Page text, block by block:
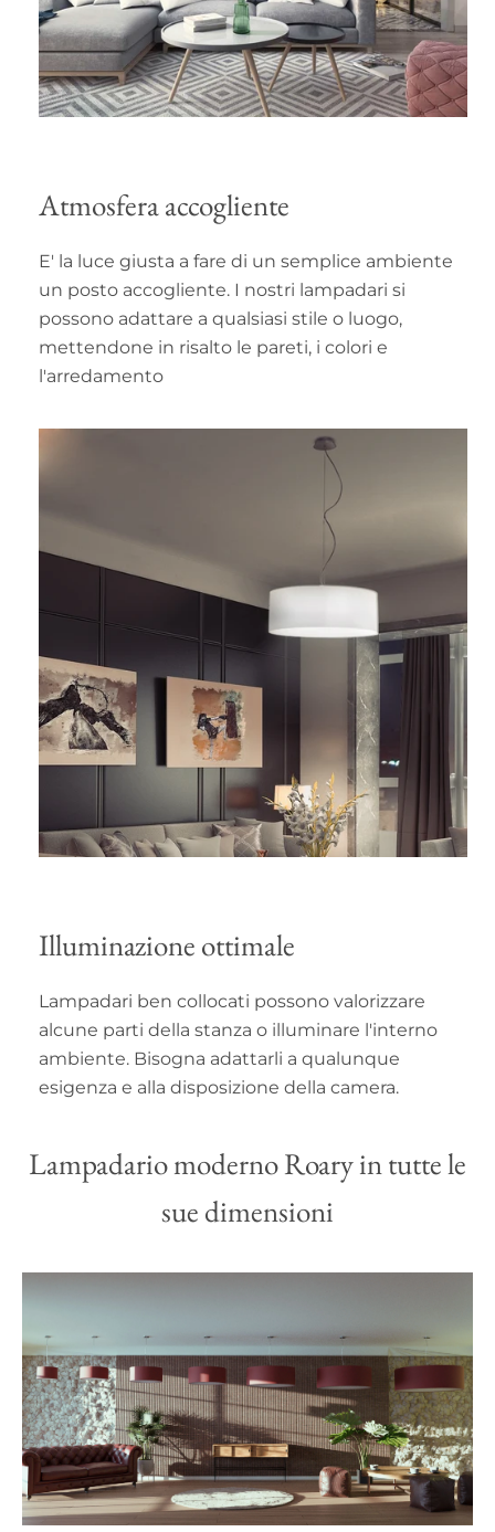
Atmosfera accogliente
E' la luce giusta a fare di un semplice ambiente
un posto accogliente. I nostri lampadari si
possono adattare a qualsiasi stile o luogo,
mettendone in risalto le pareti, i colori e
l'arredamento
Illuminazione ottimale
Lampadari ben collocati possono valorizzare
alcune parti della stanza o illuminare l'interno
ambiente. Bisogna adattarli a qualunque
esigenza e alla disposizione della camera.
Lampadario moderno Roary in tutte le
sue dimensioni